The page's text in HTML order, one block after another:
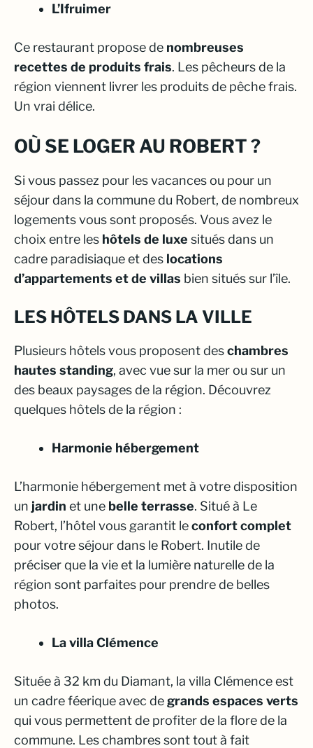
L’Ifruimer
Ce restaurant propose de nombreuses
recettes de produits frais. Les pêcheurs de la
région viennent livrer les produits de pêche frais.
Un vrai délice.
OÙ SE LOGER AU ROBERT ?
Si vous passez pour lesvacances ou pour un
séjour dans la commune du Robert, de nombreux
logements vous sont proposés. Vous avez le
choix entre les hôtels de luxe situés dans un
cadre paradisiaque et des locations
d’appartements et de villas bien situés sur l’île.
LES HÔTELS DANS LA VILLE
Plusieurs hôtels vous proposent deschambres
hautes standing, avec vue sur la mer ou sur un
des beaux paysages de la région. Découvrez
quelques hôtels de la région :
Harmonie hébergement
L’harmonie hébergement met à votre disposition
un jardin et une belle terrasse. Situé à Le
Robert, l’hôtel vous garantit leconfort complet
pour votre séjour dans le Robert. Inutile de
préciser que la vie et la lumière naturelle de la
région sont parfaites pour prendre de belles
photos.
La villa Clémence
Située à 32 km du Diamant, la villa Clémence est
un cadre féerique avec degrands espaces verts
qui vous permettent de profiter de la flore de la
commune. Les chambres sont tout à fait